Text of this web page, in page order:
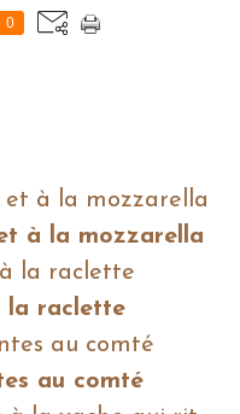
0
à la mozzarella
la raclette
au comté